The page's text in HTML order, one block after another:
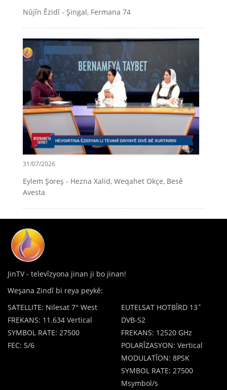
Nûjîn Êzidî - Şingal, Fermana 74
31/07/2026
Eylem Şoreş - Hezna Xalid, Weqahet Okçe, Besê
Avesta
JinTV - televîzyona jinan ji bo jinan!
Weşana Zindî bi reya peykê:
SATELLITE: Nilesat 7° West
FREKANS: 11.634 Vertical
SYMBOL RATE: 27500
FEC: 5/6
EUTELSAT HOTBÎRD 13˚
DVB-S2
FREKANS: 12520 GHz
POLARÎZASYON: Vertical
MODULATÎON: 8PSK
SYMBOL RATE: 27500
Msymbol/s